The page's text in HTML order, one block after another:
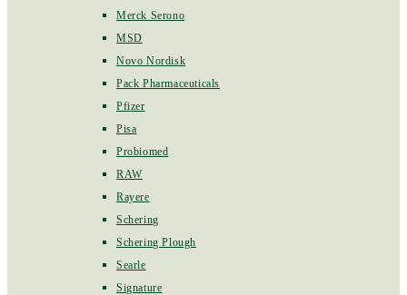
Merck Serono
MSD
Novo Nordisk
Pack Pharmaceuticals
Pfizer
Pisa
Probiomed
RAW
Rayere
Schering
Schering Plough
Searle
Signature